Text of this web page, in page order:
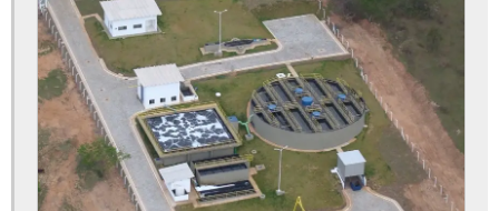
Estação elevatória de esgoto projeto
Eta compacta custo
Eta compacta modular
Eta compacta preço
Eta compacta quanto custa